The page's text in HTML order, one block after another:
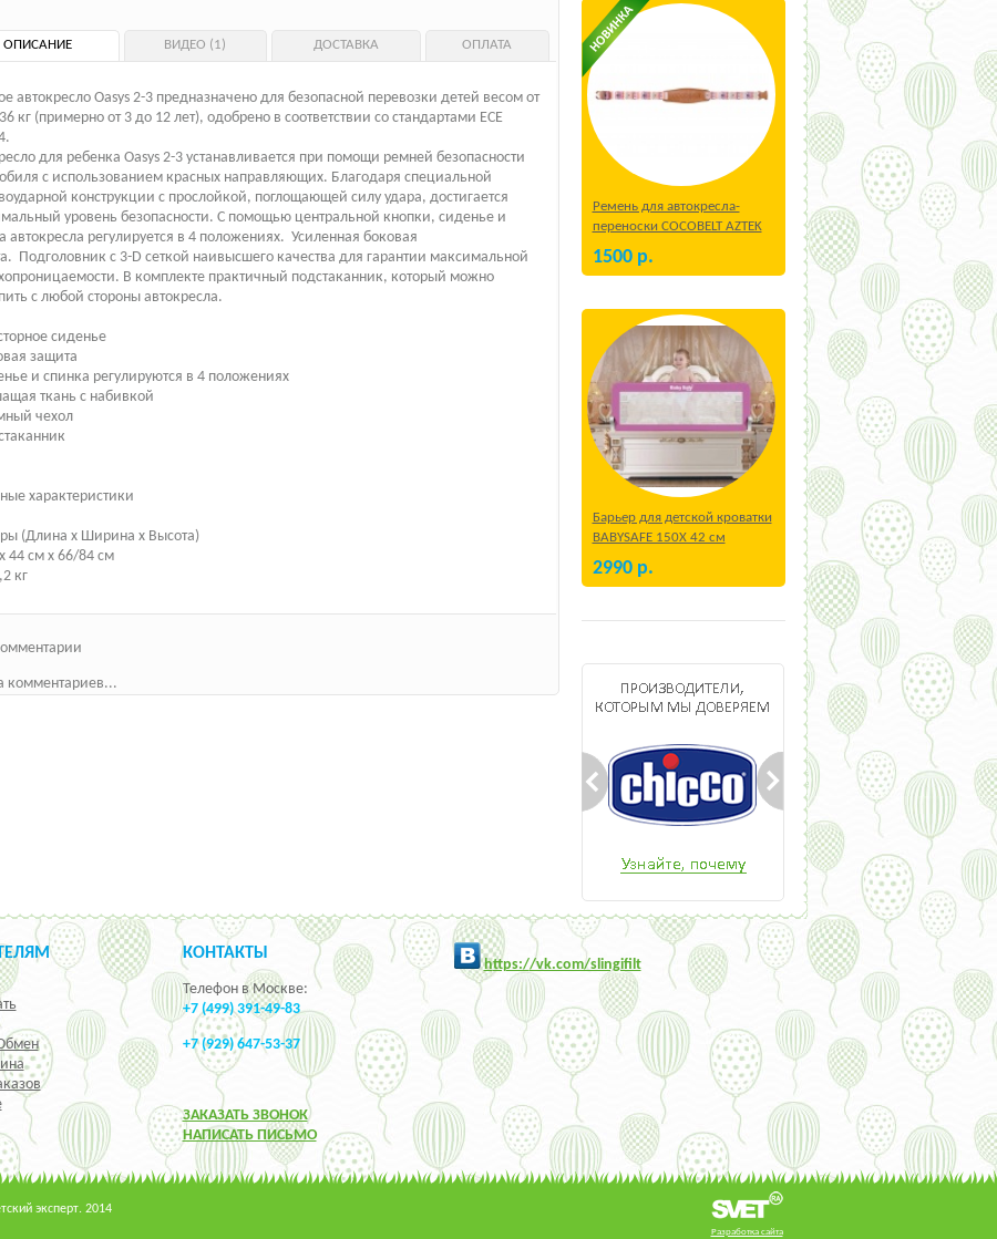
ОПИСАНИЕ ВИДЕО (1) ДОСТАВКА ОПЛАТА
автокресло Oasys 2-3 предназначено для безопасной перевозки детей весом от
кг (примерно от 3 до 12 лет), одобрено в соответствии со стандартами ECE
для ребенка Oasys 2-3 устанавливается при помощи ремней безопасности
с использованием красных направляющих. Благодаря специальной
конструкции с прослойкой, поглощающей силу удара, достигается
уровень безопасности. С помощью центральной кнопки, сиденье и
автокресла регулируется в 4 положениях. Усиленная боковая
Подголовник с 3-D сеткой наивысшего качества для гарантии максимальной
В комплекте практичный подстаканник, который можно
с любой стороны автокресла.
сиденье
защита
и спинка регулируются в 4 положениях
ткань с набивкой
чехол
характеристики
(Длина х Ширина х Высота)
44 см х 66/84 см
кг
комментариев...
Ремень для автокресла-
переноски COCOBELT AZTEK
1500 р.
Барьер для детской кроватки
BABYSAFE 150Х 42 см
Бежевый
2990 р.
КОНТАКТЫ
Телефон в Москве:
+7 (499) 391-49-83
+7 (929) 647-53-37
ЗАКАЗАТЬ ЗВОНОК
НАПИСАТЬ ПИСЬМО
https://vk.com/slingifilt
Разработка сайта
эксперт. 2014